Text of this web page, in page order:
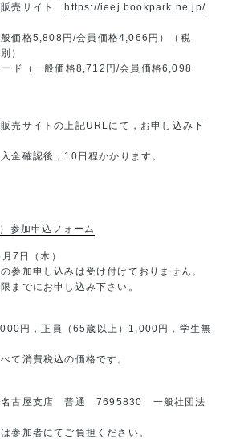
サイトhttps://ieej.bookpark.ne.jp/
5,808円/会員価格4,066円）（税
）
一般価格8,712円/会員価格6,098
トの上記URLにて，お申し込み下
後，10日程かかります。
参加申込フォーム
7日（木）
し込みは受け付けておりません。
お申し込み下さい。
正員（65歳以上）1,000円，学生無
税込の価格です。
支店 普通 7695830 一般社団法
にてご負担ください。